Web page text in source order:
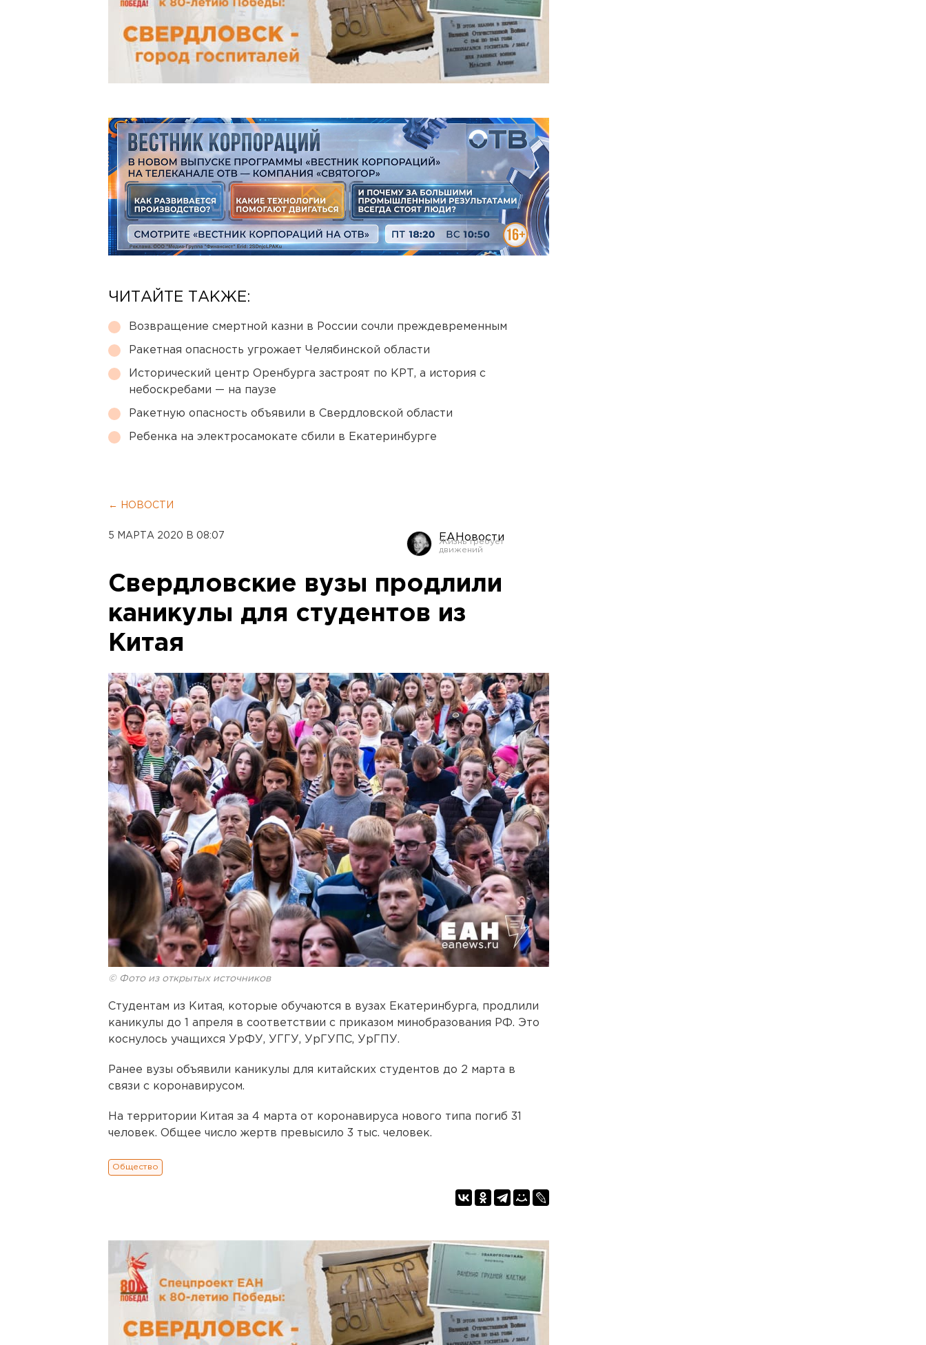
ЧИТАЙТЕ ТАКЖЕ:
Возвращение смертной казни в России сочли преждевременным
Ракетная опасность угрожает Челябинской области
Исторический центр Оренбурга застроят по КРТ, а история с
небоскребами — на паузе
Ракетную опасность объявили в Свердловской области
Ребенка на электросамокате сбили в Екатеринбурге
← НОВОСТИ
5 МАРТА 2020 В 08:07 ЕАНовости
Свердловские вузы продлили
каникулы для студентов из
Китая
© Фото из открытых источников
Студентам из Китая, которые обучаются в вузах Екатеринбурга, продлили
каникулы до 1 апреля в соответствии с приказом минобразования РФ. Это
коснулось учащихся УрФУ, УГГУ, УрГУПС, УрГПУ.
Ранее вузы объявили каникулы для китайских студентов до 2 марта в
связи с коронавирусом.
На территории Китая за 4 марта от коронавируса нового типа погиб 31
человек. Общее число жертв превысило 3 тыс. человек.
Общество